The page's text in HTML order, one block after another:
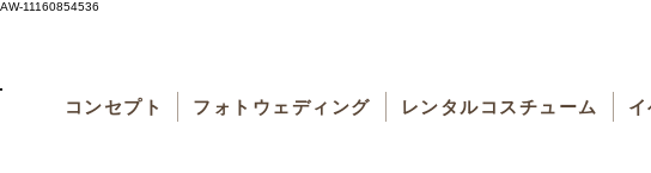
AW-11160854536
コンセプト フォトウェディング レンタルコスチューム